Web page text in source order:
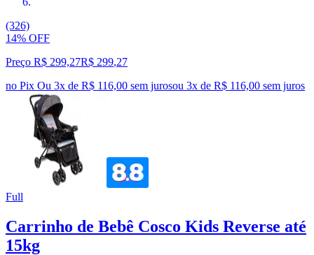
(326)
14% OFF
Preço R$ 299,27R$ 299,27
no Pix Ou 3x de R$ 116,00 sem jurosou 3x de R$ 116,00 sem juros
Full
Carrinho de Bebê Cosco Kids Reverse até
15kg